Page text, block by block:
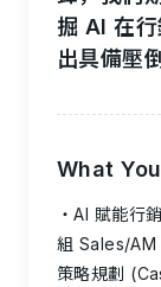
掘 AI 在
出具備壓
What
AI 賦能行
組 Sales/AM
策略規劃